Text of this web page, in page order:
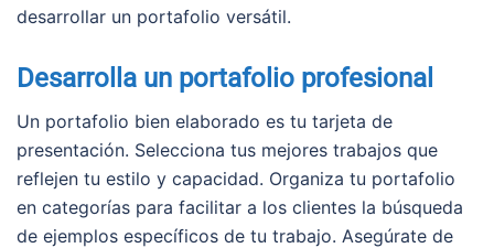
desarrollar un portafolio versátil.
Desarrolla un portafolio profesional
Un portafolio bien elaborado es tu tarjeta de
presentación. Selecciona tus mejores trabajos que
reflejen tu estilo y capacidad. Organiza tu portafolio
en categorías para facilitar a los clientes la búsqueda
de ejemplos específicos de tu trabajo. Asegúrate de